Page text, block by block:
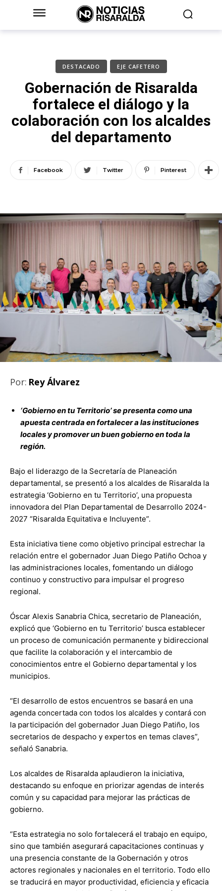
DESTACADO EJE CAFETERO
Gobernación de Risaralda
fortalece el diálogo y la
colaboración con los alcaldes
del departamento
Facebook Twitter Pinterest
Por: Rey Álvarez
‘Gobierno en tu Territorio’ se presenta como una
apuesta centrada en fortalecer a las instituciones
locales y promover un buen gobierno en toda la
región.
Bajo el liderazgo de la Secretaría de Planeación
departamental, se presentó a los alcaldes de Risaralda la
estrategia ‘Gobierno en tu Territorio’, una propuesta
innovadora del Plan Departamental de Desarrollo 2024-
2027 “Risaralda Equitativa e Incluyente”.
Esta iniciativa tiene como objetivo principal estrechar la
relación entre el gobernador Juan Diego Patiño Ochoa y
las administraciones locales, fomentando un diálogo
continuo y constructivo para impulsar el progreso
regional.
Óscar Alexis Sanabria Chica, secretario de Planeación,
explicó que ‘Gobierno en tu Territorio’ busca establecer
un proceso de comunicación permanente y bidireccional
que facilite la colaboración y el intercambio de
conocimientos entre el Gobierno departamental y los
municipios.
“El desarrollo de estos encuentros se basará en una
agenda concertada con todos los alcaldes y contará con
la participación del gobernador Juan Diego Patiño, los
secretarios de despacho y expertos en temas claves”,
señaló Sanabria.
Los alcaldes de Risaralda aplaudieron la iniciativa,
destacando su enfoque en priorizar agendas de interés
común y su capacidad para mejorar las prácticas de
gobierno.
“Esta estrategia no solo fortalecerá el trabajo en equipo,
sino que también asegurará capacitaciones continuas y
una presencia constante de la Gobernación y otros
actores regionales y nacionales en el territorio. Todo ello
se traducirá en mayor productividad, eficiencia y eficacia